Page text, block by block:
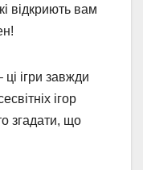
відкриють вам
ігри завжди
ігор
згадати, що